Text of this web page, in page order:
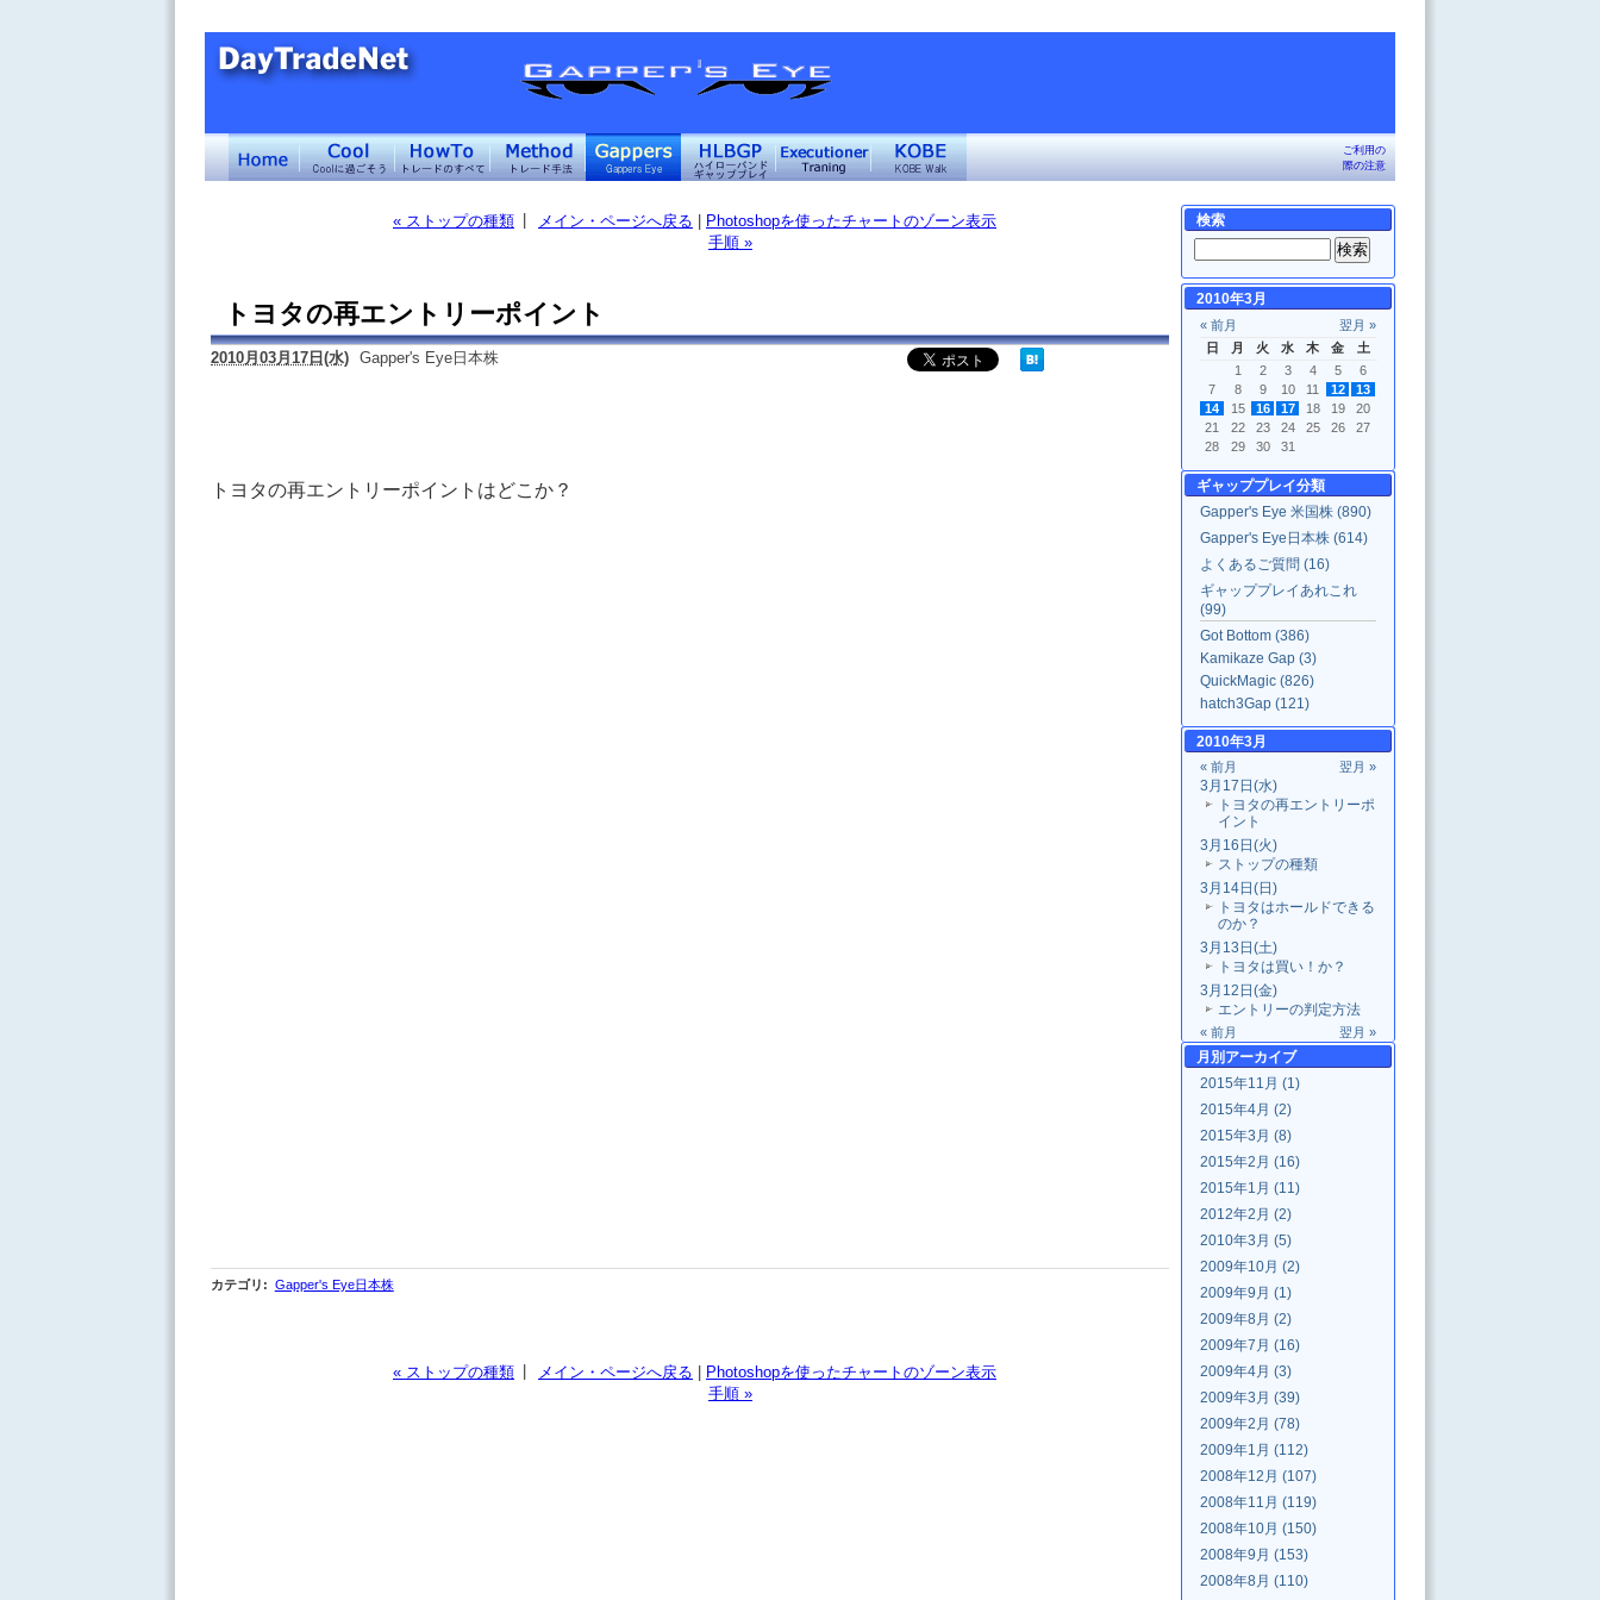
ご利用の
際の注意
« ストップの種類 メイン・ページへ戻る
Photoshopを使ったチャートのゾーン表示
手順 »
トヨタの再エントリーポイント
2010月03月17日(水) Gapper's Eye日本株
トヨタの再エントリーポイントはどこか？
カテゴリ : Gapper's Eye日本株
« ストップの種類 メイン・ページへ戻る
Photoshopを使ったチャートのゾーン表示
手順 »
検索
2010年3月
« 前月
翌月 »
日
月 火 水 木 金
土
1
2 3 4 5
6
7
8 9 10 11 12
13
14
15 16 17 18 19
20
21
22 23 24 25 26
27
28
29 30 31
ギャッププレイ分類
Gapper's Eye 米国株 (890)
Gapper's Eye日本株 (614)
よくあるご質問 (16)
ギャッププレイあれこれ
(99)
Got Bottom (386)
Kamikaze Gap (3)
QuickMagic (826)
hatch3Gap (121)
2010年3月
« 前月 翌月 »
3月17日(水)
トヨタの再エントリーポ
イント
3月16日(火)
ストップの種類
3月14日(日)
トヨタはホールドできる
のか？
3月13日(土)
トヨタは買い！か？
3月12日(金)
エントリーの判定方法
« 前月 翌月 »
月別 アーカイブ
2015年11月 (1)
2015年4月 (2)
2015年3月 (8)
2015年2月 (16)
2015年1月 (11)
2012年2月 (2)
2010年3月 (5)
2009年10月 (2)
2009年9月 (1)
2009年8月 (2)
2009年7月 (16)
2009年4月 (3)
2009年3月 (39)
2009年2月 (78)
2009年1月 (112)
2008年12月 (107)
2008年11月 (119)
2008年10月 (150)
2008年9月 (153)
2008年8月 (110)